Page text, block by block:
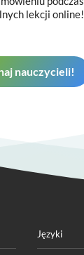
lekcji online!
nauczycieli!
Języki